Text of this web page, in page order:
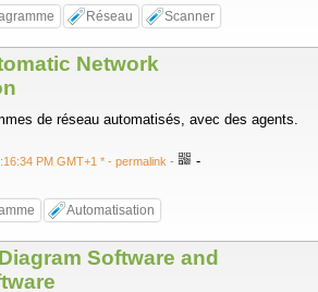
Réseau Scanner
Network
de réseau automatisés, avec des agents.
PM GMT+1 * - permalink - -
Automatisation
Software and